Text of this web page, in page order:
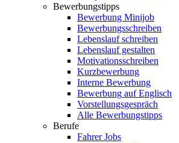
Bewerbungstipps
Bewerbung Minijob
Bewerbungsschreiben
Lebenslauf schreiben
Lebenslauf gestalten
Motivationsschreiben
Kurzbewerbung
Interne Bewerbung
Bewerbung auf Englisch
Vorstellungsgespräch
Alle Bewerbungstipps
Berufe
Fahrer Jobs